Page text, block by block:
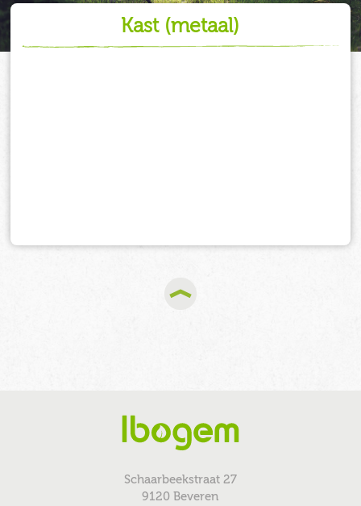
kast (metaal)
Schaarbeekstraat 27
9120 Beveren